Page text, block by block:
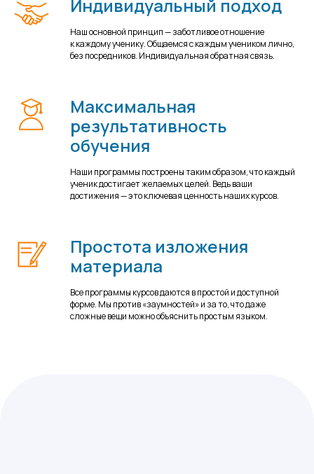
Индивидуальный подход
Наш основной принцип — заботливое отношение
к каждому ученику. Общаемся с каждым учеником лично,
без посредников. Индивидуальная обратная связь.
Максимальная
результативность
обучения
Наши программы построены таким образом, что каждый
ученик достигает желаемых целей. Ведь ваши
достижения — это ключевая ценность наших курсов.
Простота изложения
материала
Все программы курсов даются в простой и доступной
форме. Мы против «заумностей» и за то, что даже
сложные вещи можно объяснить простым языком.